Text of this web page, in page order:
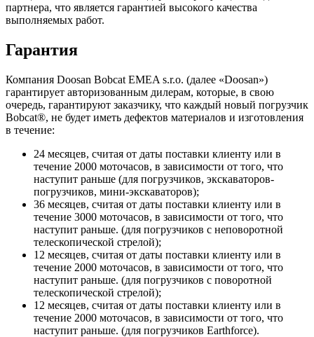
партнера, что является гарантией высокого качества
выполняемых работ.
Гарантия
Компания Doosan Bobcat EMEA s.r.o. (далее «Doosan»)
гарантирует авторизованным дилерам, которые, в свою
очередь, гарантируют заказчику, что каждый новый погрузчик
Bobcat®, не будет иметь дефектов материалов и изготовления
в течение:
24 месяцев, считая от даты поставки клиенту или в
течение 2000 моточасов, в зависимости от того, что
наступит раньше (для погрузчиков, экскаваторов-
погрузчиков, мини-экскаваторов);
36 месяцев, считая от даты поставки клиенту или в
течение 3000 моточасов, в зависимости от того, что
наступит раньше. (для погрузчиков с неповоротной
телескопической стрелой);
12 месяцев, считая от даты поставки клиенту или в
течение 2000 моточасов, в зависимости от того, что
наступит раньше. (для погрузчиков с поворотной
телескопической стрелой);
12 месяцев, считая от даты поставки клиенту или в
течение 2000 моточасов, в зависимости от того, что
наступит раньше. (для погрузчиков Earthforce).